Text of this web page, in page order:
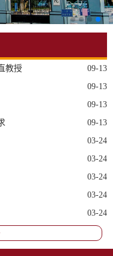
教授
09-13
09-13
09-13
09-13
03-24
03-24
03-24
03-24
03-24